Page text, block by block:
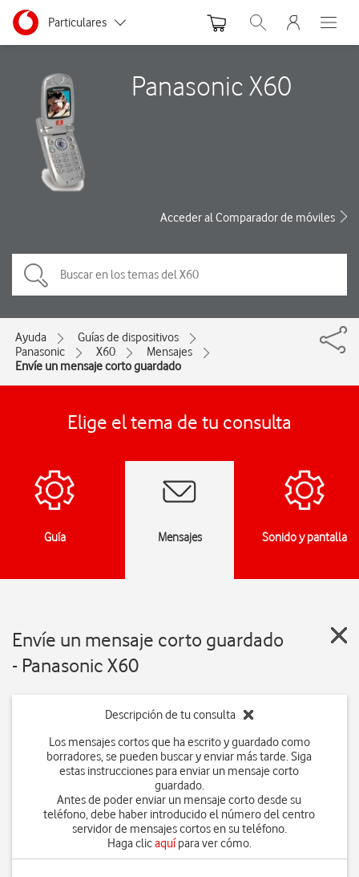
Ir a la pagina principal de vodafone.es
Menu navegación Segmento
Particulares
Pymes
Grandes empresas
y AA.PP.
Abrir buscador. Abre
Abre
Panasonic X60
Acceder al Comparador de móviles
Ayuda
Guías de dispositivos
Panasonic
X60
Mensajes
Envíe un mensaje corto guardado
Elige el tema de tu consulta
Guía Mensajes Sonido y pantalla
Envíe un mensaje corto guardado
- Panasonic X60
Descripción de tu consulta
Los mensajes cortos que ha escrito y guardado como
borradores, se pueden buscar y enviar más tarde. Siga
estas instrucciones para enviar un mensaje corto
guardado.
Antes de poder enviar un mensaje corto desde su
teléfono, debe haber introducido el número del centro
servidor de mensajes cortos en su teléfono.
Haga clicaquípara ver cómo.